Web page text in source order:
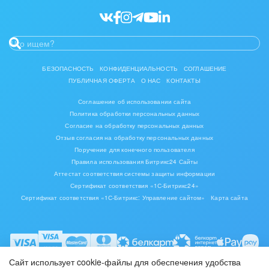
БЕЗОПАСНОСТЬ КОНФИДЕНЦИАЛЬНОСТЬ
СОГЛАШЕНИЕ
ПУБЛИЧНАЯ ОФЕРТА
О НАС КОНТАКТЫ
Соглашение об использовании сайта
Политика обработки персональных данных
Согласие на обработку персональных данных
Отзыв согласия на обработку персональных данных
Поручение для конечного пользователя
Правила использования Битрикс24 Сайты
Аттестат соответствия системы защиты информации
Сертификат соответствия «1С-Битрикс24»
Сертификат соответствия «1С-Битрикс: Управление сайтом»
Карта сайта
Сайт использует cookie-файлы для обеспечения удобства